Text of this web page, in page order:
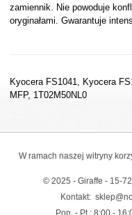
zamiennik. Nie powoduje
oryginałami. Gwarantuje
Kyocera FS1041, Kyocera
MFP, 1T02M50NL0
W ramach naszej witryny
© 2025 - Giraffe - 15-
Kontakt:
Pon. - Pt.: 8:00 -